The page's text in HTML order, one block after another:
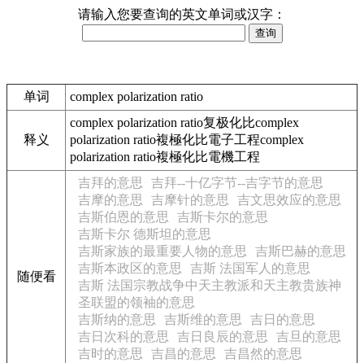
请输入您要查询的英文单词或汉字：
单词 complex polarization ratio
释义
complex polarization ratio复极化比complex
polarization ratio複極化比電子工程complex
polarization ratio複極化比電機工程
随便看
吉拜的意思
吉拜--十亿字节--吉字节的意思
吉摩的意思
吉摩针的意思
吉文思效应的意思
吉斯伯恩的意思
吉斯卡尔的意思
吉斯卡尔 德斯坦的意思
吉斯家族的最重要人物的意思
吉斯巴赫的意思
吉斯本政区的意思
吉斯 法国军人的意思
吉斯 法国宗教战争中天主教派和天主教贵族神
圣联盟的领袖的意思
吉斯纳的意思
吉斯维的意思
吉日的意思
吉日次科的意思
吉日良辰的意思
吉旦的意思
吉时的意思
吉昌的意思
吉昌然的意思